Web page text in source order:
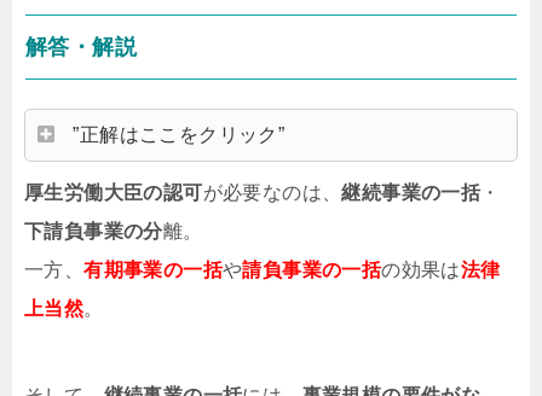
解答・解説
”正解はここをクリック”
厚生労働大臣の認可が必要なのは、継続事業の一括・
下請負事業の分離。
一方、有期事業の一括や請負事業の一括の効果は法律
上当然。